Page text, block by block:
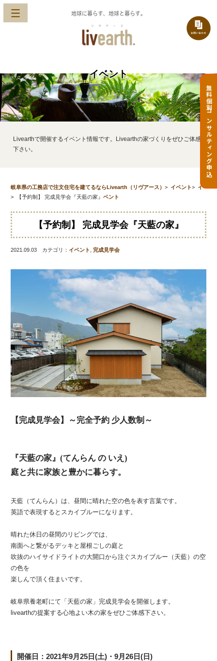
地球に暮らす、地球と暮らす。
無料個別コンサルティング申込
イベント
Livearthで開催するイベント情報です。Livearthの家づくりをぜひご体感
下さい。
岐阜県の工務店で注文住宅を建てるならLivearth（リヴアース）> イベント> イ
ベント
> 【予約制】 完成見学会『天藍の家』
【予約制】 完成見学会『天藍の家』
2021.09.03 カテゴリ：イベント ,完成見学会
【完成見学会】～完全予約 少人数制～
『天藍の家』(てんらん の いえ)
庭と共に家族と豊かに暮らす。
天藍（てんらん）は、昼間に晴れた空の色を表す言葉です。
英語で表現するとスカイブルーになります。
晴れた休日の昼間のリビングでは、
南面へと繋がるデッキと屋根ごしの庭と
吹抜のハイサイドライトの大開口から注ぐスカイブルー（天藍）の空
の色を
楽しんで頂く住まいです。
岐阜県養老町にて「天藍の家」完成見学会を開催します。
livearthの提案する心地よい木の家をぜひご体感下さい。
開催日：2021年9月25日(土)・9月26日(日)